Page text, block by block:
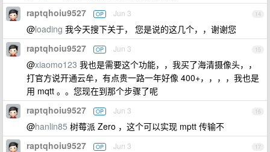
14
raptqhoiu9527 OP Jun 3
@loading 我今天搜下关于， 您是说的这几个，，谢谢您
15
raptqhoiu9527 OP Jun 3
@xiaomo123 我也是需要这个功能，，我买了海清摄像头，，
打官方说开通云牟，有点贵一路一年好像 400+，，，，我也是
用 mqtt 。。您现在到那个步骤了呢
16
raptqhoiu9527 OP Jun 3
@hanlin85 树莓派 Zero ，这个可以实现 mptt 传输不
17
raptqhoiu9527 OP Jun 3